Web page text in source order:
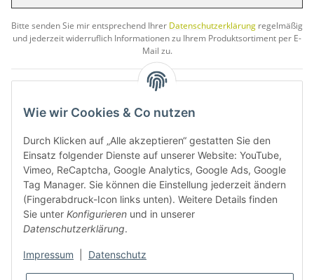
Wie wir Cookies & Co nutzen
Durch Klicken auf „Alle akzeptieren“ gestatten Sie den
Einsatz folgender Dienste auf unserer Website: YouTube,
Vimeo, ReCaptcha, Google Analytics, Google Ads, Google
Tag Manager. Sie können die Einstellung jederzeit ändern
(Fingerabdruck-Icon links unten). Weitere Details finden
Sie unter Konfigurieren und in unserer
Datenschutzerklärung.
Impressum Datenschutz
Bitte senden Sie mir entsprechend Ihrer Datenschutzerklärung regelmäßig
und jederzeit widerruflich Informationen zu Ihrem Produktsortiment per E-
Mail zu.
Wir versenden so umweltfreundlich wie möglich.
Verpackungskartons werden wiederverwendet und der
WIDERRUFSBUTTON